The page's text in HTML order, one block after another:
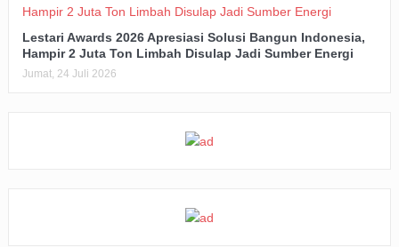
Lestari Awards 2026 Apresiasi Solusi Bangun Indonesia,
Hampir 2 Juta Ton Limbah Disulap Jadi Sumber Energi
Jumat, 24 Juli 2026